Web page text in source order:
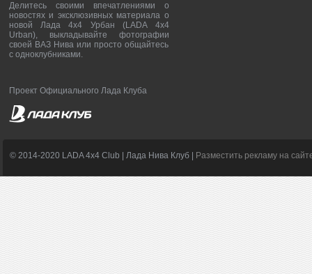
Делитесь своими впечатлениями о
новостях и эксклюзивных материала о
новой Лада 4х4 Урбан (LADA 4x4
Urban), выкладывайте фотографии
своей ВАЗ Нива или просто общайтесь
с одноклубниками.
Проект Официального Лада Клуба
© 2014-2020 LADA 4x4 Club | Лада Нива Клуб | Разместить рекламу на